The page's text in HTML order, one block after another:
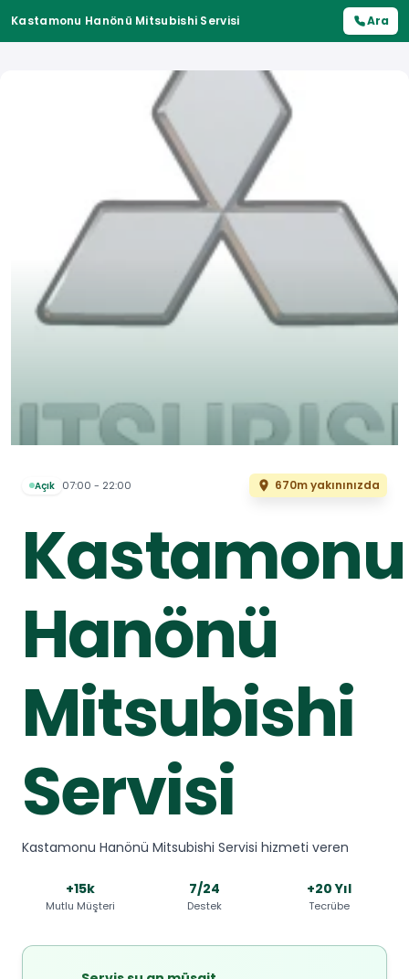
Kastamonu Hanönü Mitsubishi Servisi Ara
Açık 07:00 - 22:00 670m yakınınızda
Kastamonu
Hanönü
Mitsubishi
Servisi
Kastamonu Hanönü Mitsubishi Servisi hizmeti veren
+15k
Mutlu Müşteri
7/24
Destek
+20 Yıl
Tecrübe